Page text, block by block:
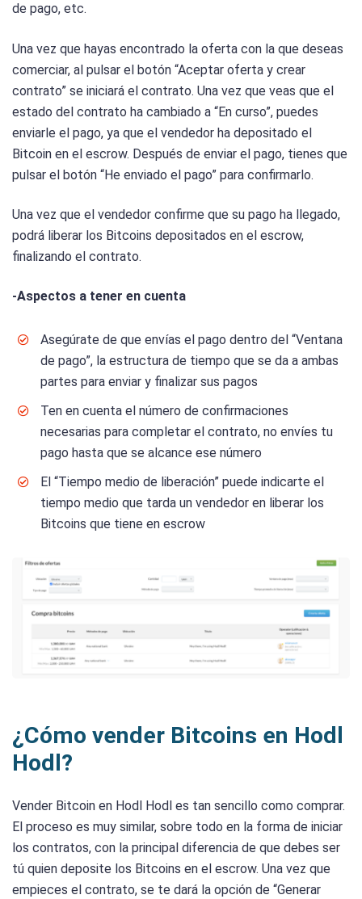
de pago, etc.
Una vez que hayas encontrado la oferta con la que deseas
comerciar, al pulsar el botón “Aceptar oferta y crear
contrato” se iniciará el contrato. Una vez que veas que el
estado del contrato ha cambiado a “En curso”, puedes
enviarle el pago, ya que el vendedor ha depositado el
Bitcoin en el escrow. Después de enviar el pago, tienes que
pulsar el botón “He enviado el pago” para confirmarlo.
Una vez que el vendedor confirme que su pago ha llegado,
podrá liberar los Bitcoins depositados en el escrow,
finalizando el contrato.
-Aspectos a tener en cuenta
Asegúrate de que envías el pago dentro del “Ventana
de pago”, la estructura de tiempo que se da a ambas
partes para enviar y finalizar sus pagos
Ten en cuenta el número de confirmaciones
necesarias para completar el contrato, no envíes tu
pago hasta que se alcance ese número
El “Tiempo medio de liberación” puede indicarte el
tiempo medio que tarda un vendedor en liberar los
Bitcoins que tiene en escrow
¿Cómo vender Bitcoins en Hodl
Hodl?
Vender Bitcoin en Hodl Hodl es tan sencillo como comprar.
El proceso es muy similar, sobre todo en la forma de iniciar
los contratos, con la principal diferencia de que debes ser
tú quien deposite los Bitcoins en el escrow. Una vez que
empieces el contrato, se te dará la opción de “Generar